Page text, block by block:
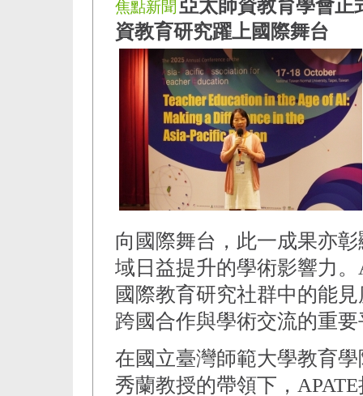
焦點新聞 亞太師資教育學會正
資教育研究躍上國際舞台
向國際舞台，此一成果亦
域日益提升的學術影響力
國際教育研究社群中的能
跨國合作與學術交流的重
在國立臺灣師範大學教育
秀蘭教授的帶領下，